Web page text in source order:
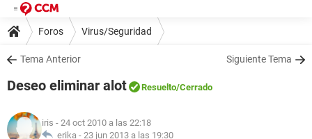
Foros Virus/Seguridad
Tema Anterior Siguiente Tema
Deseo eliminar alot Resuelto/Cerrado
iris - 24 oct 2010 a las 22:18
erika - 23 jun 2013 a las 19:30